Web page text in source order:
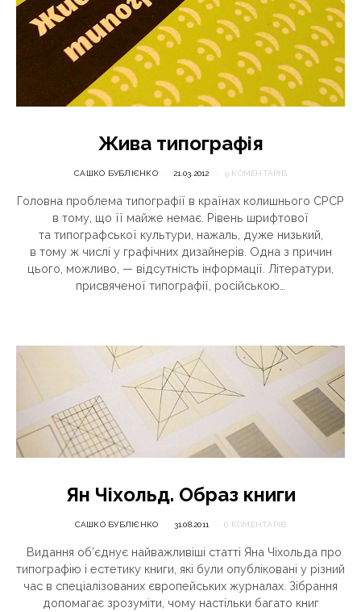
Жива типографія
САШКО БУБЛІЄНКО 21.03.2012 9 КОМЕНТАРІВ
Головна проблема типографії в країнах колишнього СРСР
в тому, що її майже немає. Рівень шрифтової
та типографської культури, нажаль, дуже низький,
в тому ж числі у графічних дизайнерів. Одна з причин
цього, можливо, — відсутність інформації. Літератури,
присвяченої типографії, російською…
Ян Чіхольд. Образ книги
САШКО БУБЛІЄНКО 31.08.2011 6 КОМЕНТАРІВ
Видання об’єднує найважливіші статті Яна Чіхольда про
типографію і естетику книги, які були опубліковані у різний
час в спеціалізованих європейських журналах. Зібрання
допомагає зрозуміти, чому настільки багато книг